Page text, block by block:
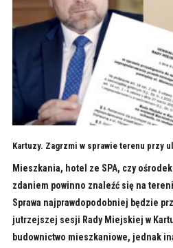
Kartuzy. Zagrzmi w sprawie terenu przy
Mieszkania, hotel ze SPA, czy
zdaniem powinno znaleźć się na
Sprawa najprawdopodobniej będzie
jutrzejszej sesji Rady Miejskiej w
budownictwo mieszkaniowe, jednak